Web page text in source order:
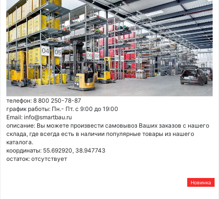
телефон: 8 800 250-78-87
график работы: Пн.- Пт. с 9:00 до 19:00
Email: info@smartbau.ru
описание: Вы можете произвести самовывоз Ваших заказов с нашего
склада, где всегда есть в наличии популярные товары из нашего
каталога.
координаты: 55.692920, 38.947743
остаток: отсутствует
Новинка